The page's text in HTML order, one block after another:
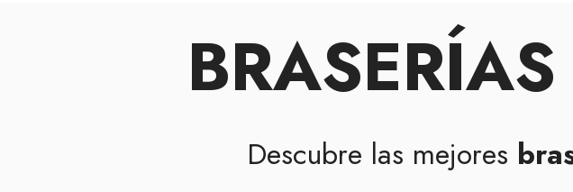
Descubre las mejores